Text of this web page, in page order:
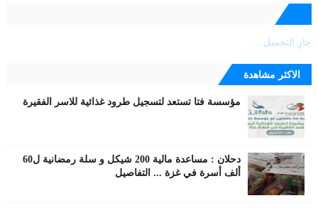
جارٍ التحميل...
الاكثر مشاهدة
مؤسسة فتا تستعد لتسجيل طرود غذائية للاسر الفقيرة
دحلان : مساعدة مالية 200 شيكل و سلة رمضانية ل60
ألف أسرة في غزة ... التفاصيل